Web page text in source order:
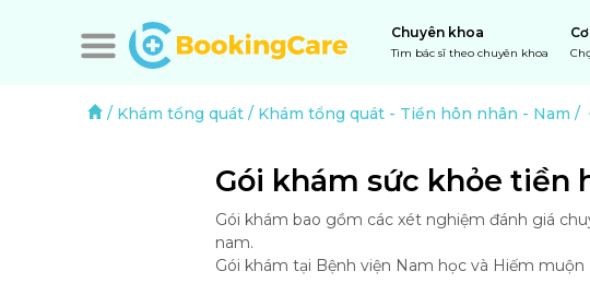
Chuyên khoa
Tìm bác sĩ theo chuyên khoa
/ Khám tổng quát / Khám tổng quát - Tiền hôn nhân - Nam /
Gói khám sức khỏe tiền
Gói khám bao gồm các xét nghiệm đánh giá
nam.
Gói khám tại Bệnh viện Nam học và Hiếm muộn